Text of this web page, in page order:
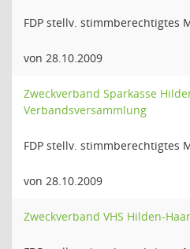
FDP stellv. stimmberechtigtes
von 28.10.2009
Zweckverband Sparkasse
Verbandsversammlung
FDP stellv. stimmberechtigtes
von 28.10.2009
Zweckverband VHS Hilden-